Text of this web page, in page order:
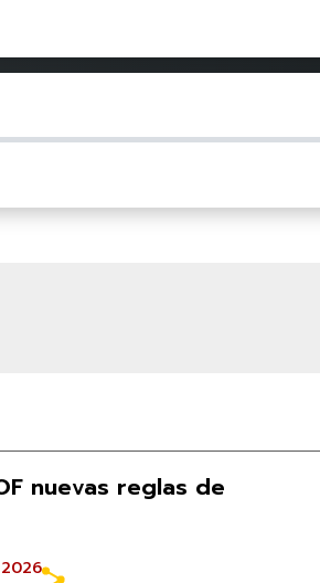
nuevas reglas de